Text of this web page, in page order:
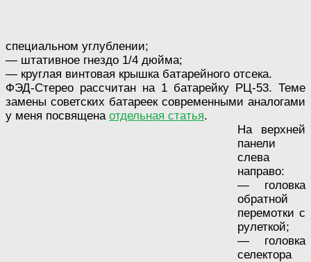
специальном углублении;
— штативное гнездо 1/4 дюйма;
— круглая винтовая крышка батарейного отсека.
ФЭД-Стерео рассчитан на 1 батарейку РЦ-53. Теме
замены советских батареек современными аналогами
у меня посвящена отдельная статья.
На верхней
панели
слева
направо:
— головка
обратной
перемотки с
рулеткой;
— головка
селектора